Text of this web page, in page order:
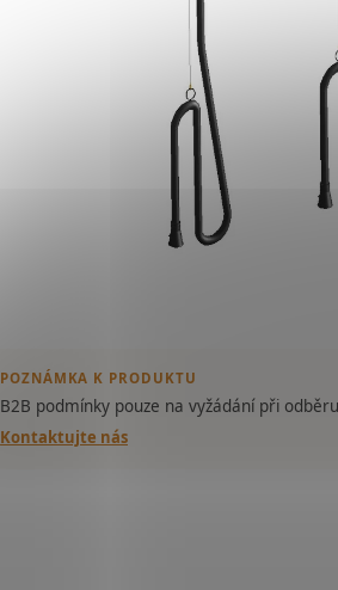
POZNÁMKA K PRODUKTU
B2B podmínky pouze na vyžádánípři odběru
Kontaktujte nás